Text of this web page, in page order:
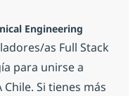
Engineering
as Full Stack
para unirse a
Si tienes más